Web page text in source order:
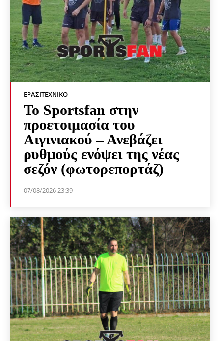
ΕΡΑΣΙΤΕΧΝΙΚΟ
Το Sportsfan στην
προετοιμασία του
Αιγινιακού – Ανεβάζει
ρυθμούς ενόψει της νέας
σεζόν (φωτορεπορτάζ)
07/08/2026 23:39